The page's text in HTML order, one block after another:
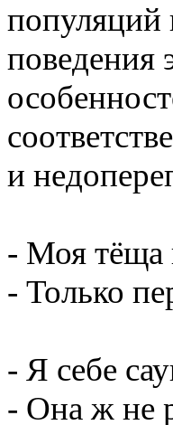
популяций
поведения
и
- Моя тёща
- Только
- Я себе
- Она ж не